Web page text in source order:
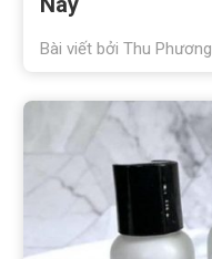
Bài viết bởiThu Phương